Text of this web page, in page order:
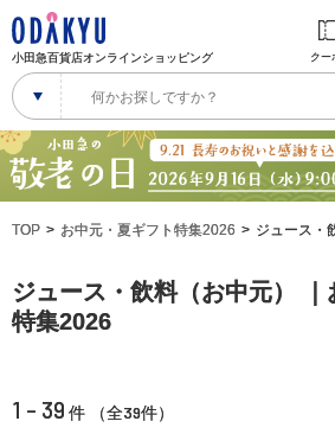
小田急百貨店オンラインショッピング クー
TOP お中元・夏ギフト特集2026 ジュース・
ジュース・飲料（お中元） ｜
特集2026
1 - 39 件 （全39件）